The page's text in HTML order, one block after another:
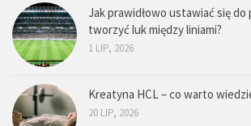
Jak prawidłowo ustawiać się
tworzyć luk między liniami?
1 LIP, 2026
Kreatyna HCL – co warto
20 LIP, 2026